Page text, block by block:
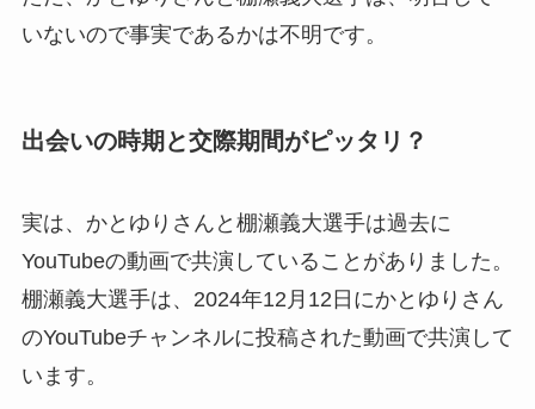
いないので事実であるかは不明です。
出会いの時期と交際期間がピッタリ？
実は、かとゆりさんと棚瀬義大選手は過去に
YouTubeの動画で共演していることがありました。
棚瀬義大選手は、2024年12月12日にかとゆりさん
のYouTubeチャンネルに投稿された動画で共演して
います。